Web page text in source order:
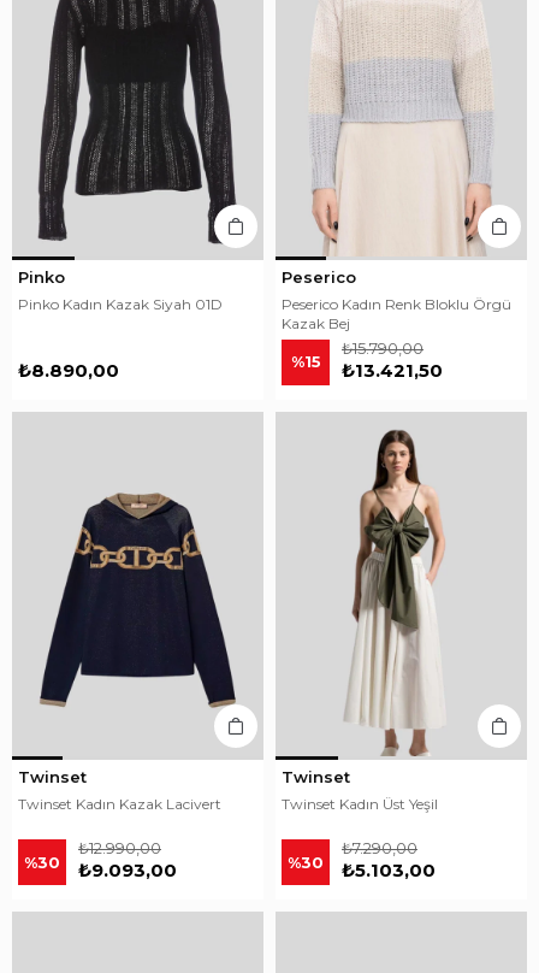
Pinko
Pinko Kadın Kazak Siyah 01D
₺8.890,00
Peserico
Peserico Kadın Renk Bloklu Örgü
Kazak Bej
%15 ₺13.421,50
₺15.790,00
Twinset
Twinset Kadın Kazak Lacivert
%30 ₺9.093,00
₺12.990,00
Twinset
Twinset Kadın Üst Yeşil
%30 ₺5.103,00
₺7.290,00